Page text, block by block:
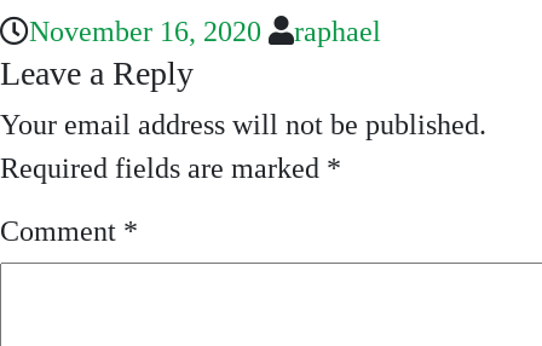
November 16, 2020 raphael
Leave a Reply
Your email address will not be published.
Required fields are marked *
Comment *